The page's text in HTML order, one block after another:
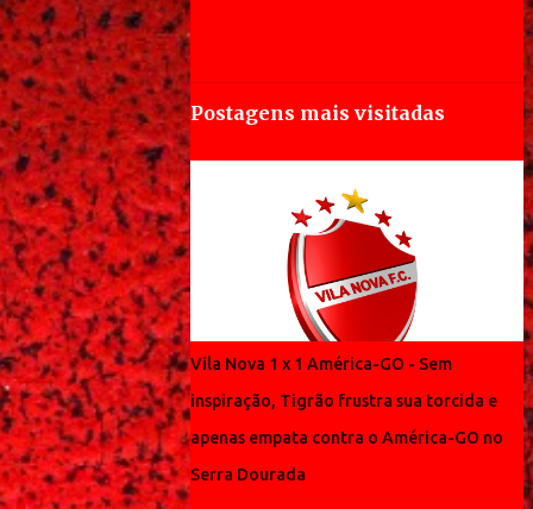
Postagens mais visitadas
Vila Nova 1 x 1 América-GO - Sem
inspiração, Tigrão frustra sua torcida e
apenas empata contra o América-GO no
Serra Dourada